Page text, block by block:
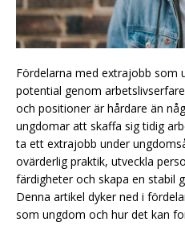
Fördelarna med extrajobb som
potential genom
och positioner är hårdare än
ungdomar att skaffa sig tidig
ta ett extrajobb under
ovärderlig praktik, utveckla
färdigheter och skapa en stabil
Denna artikel dyker ned i
som ungdom och hur det kan